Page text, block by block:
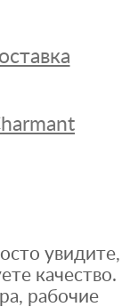
увидите,
качество.
рабочие